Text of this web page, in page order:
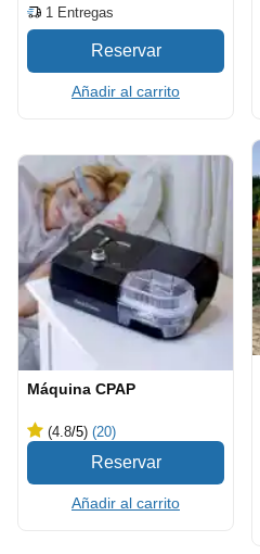
1 Entregas
Añadir al carrito
Máquina CPAP
(4.8/5) (20)
Añadir al carrito